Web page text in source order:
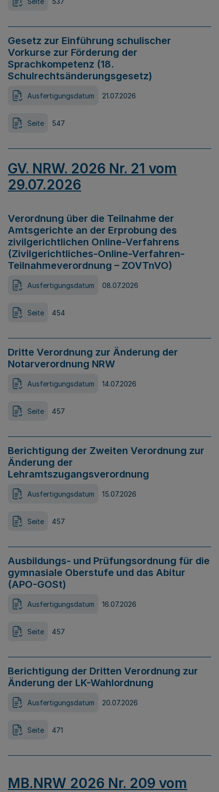
Gesetz zur Einführung schulischer
Vorkurse zur Förderung der
Sprachkompetenz (18.
Schulrechtsänderungsgesetz)
Ausfertigungsdatum 21.07.2026
Seite 547
GV. NRW. 2026 Nr. 21 vom
29.07.2026
Verordnung über die Teilnahme der
Amtsgerichte an der Erprobung des
zivilgerichtlichen Online-Verfahrens
(Zivilgerichtliches-Online-Verfahren-
Teilnahmeverordnung – ZOVTnVO)
Ausfertigungsdatum 08.07.2026
Seite 454
Dritte Verordnung zur Änderung der
Notarverordnung NRW
Ausfertigungsdatum 14.07.2026
Seite 457
Berichtigung der Zweiten Verordnung zur
Änderung der
Lehramtszugangsverordnung
Ausfertigungsdatum 15.07.2026
Seite 457
Ausbildungs- und Prüfungsordnung für die
gymnasiale Oberstufe und das Abitur
(APO-GOSt)
Ausfertigungsdatum 16.07.2026
Seite 457
Berichtigung der Dritten Verordnung zur
Änderung der LK-Wahlordnung
Ausfertigungsdatum 20.07.2026
Seite 471
MB.NRW 2026 Nr. 209 vom